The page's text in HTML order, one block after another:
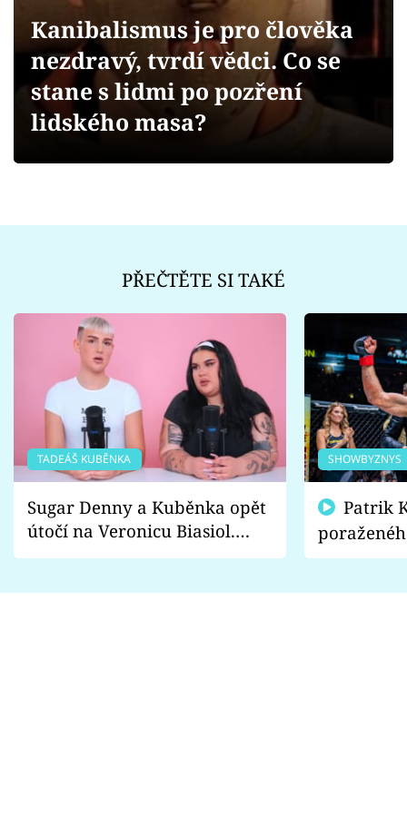
Videa
Sledujte prima+
Kanibalismus je pro člověka
nezdravý, tvrdí vědci. Co se
stane s lidmi po pozření
lidského masa?
PŘEČTĚTE SI TAKÉ
TADEÁŠ KUBĚNKA
Sugar Denny a Kuběnka opět
útočí na Veronicu Biasiol.
Proč je podle nich falešná a
SHOWBYZNYS
fanoušci